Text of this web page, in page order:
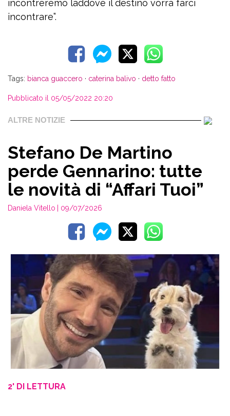
incontreremo laddove il destino vorrà farci
incontrare”.
Tags: bianca guaccero · caterina balivo · detto fatto
Pubblicato il 05/05/2022 20:20
ALTRE NOTIZIE
Stefano De Martino
perde Gennarino: tutte
le novità di “Affari Tuoi”
Daniela Vitello | 09/07/2026
2' DI LETTURA
della privacy policy
oppure
Accedi tramite Facebook